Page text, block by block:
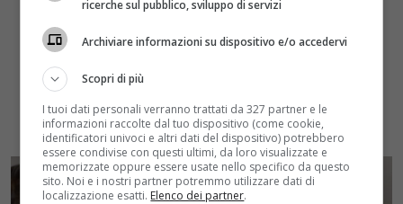
ricerche sul pubblico, sviluppo di servizi
Archiviare informazioni su dispositivo e/o accedervi
Scopri di più
I tuoi dati personali verranno trattati da 327 partner e le
informazioni raccolte dal tuo dispositivo (come cookie,
identificatori univoci e altri dati del dispositivo) potrebbero
essere condivise con questi ultimi, da loro visualizzate e
memorizzate oppure essere usate nello specifico da questo
sito. Noi e i nostri partner potremmo utilizzare dati di
localizzazione esatti. Elenco dei partner.